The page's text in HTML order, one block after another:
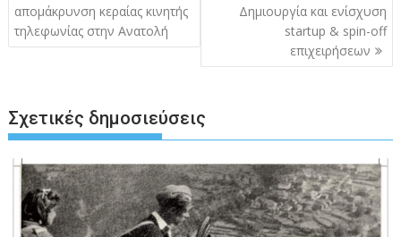
άρθρων
απομάκρυνση κεραίας κινητής
τηλεφωνίας στην Ανατολή
Δημιουργία και ενίσχυση
startup & spin-off
επιχειρήσεων
Σχετικές δημοσιεύσεις